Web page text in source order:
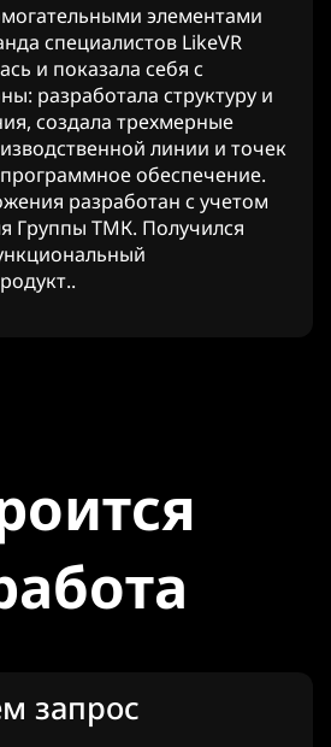
и показала себя с
структуру и
трехмерные
линии и точек
обеспечение.
разработан с учетом
Группы ТМК. Получился
запрос